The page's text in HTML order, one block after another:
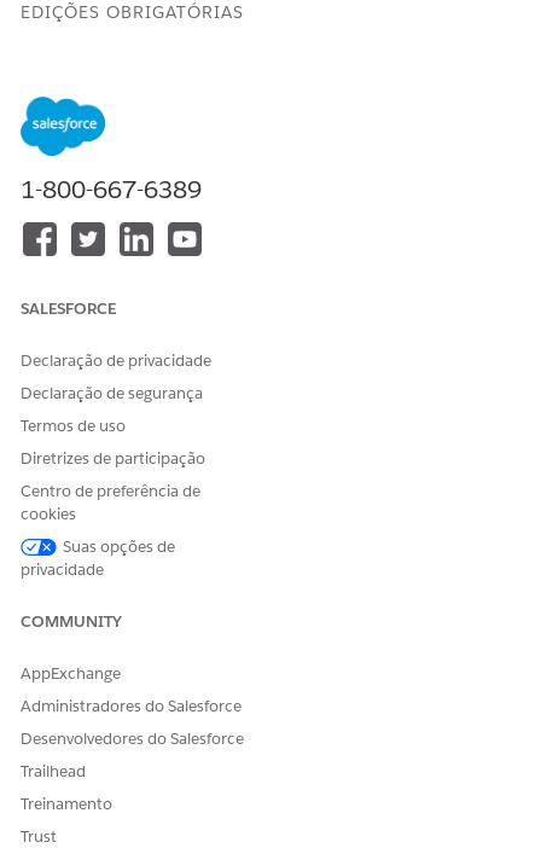
EDIÇÕES OBRIGATÓRIAS
Disponível em: Edições
Sciences Cloud ou Health Cloud
PERMISSÕES DO USUÁRIO NECESSÁRIAS
Para habilitar o
rastreamento de histórico:
Em Configuração, no Gerenciador de objetos, insira
selecione-o.
rastreamento de histórico
Selecione
CONSULTE TAMBÉM:
Rastreando o histórico de campos
ESTE ARTIGO RESOLVEU SEU PROBLEMA?
1-800-667-6389
SALESFORCE
Declaração de privacidade
Declaração de segurança
Termos de uso
Diretrizes de participação
Centro de preferência de
cookies
Suas opções de
privacidade
COMMUNITY
AppExchange
Administradores do Salesforce
Desenvolvedores do Salesforce
Trailhead
Treinamento
Trust